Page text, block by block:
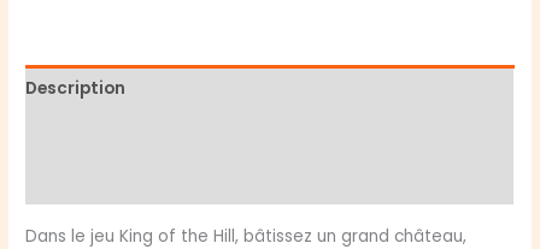
the
Description
Dans le jeu King of the Hill, bâtissez un grand château,